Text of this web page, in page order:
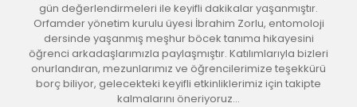
gün değerlendirmeleri ile keyifli dakikalar yaşanmıştır.
Orfamder yönetim kurulu üyesi İbrahim Zorlu, entomoloji
dersinde yaşanmış meşhur böcek tanıma hikayesini
öğrenci arkadaşlarımızla paylaşmıştır. Katılımlarıyla bizleri
onurlandıran, mezunlarımız ve öğrencilerimize teşekkürü
borç biliyor, gelecekteki keyifli etkinliklerimiz için takipte
kalmalarını öneriyoruz...